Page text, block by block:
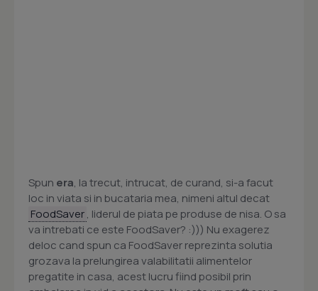
Spun era, la trecut, intrucat, de curand, si-a facut
loc in viata si in bucataria mea, nimeni altul decat
FoodSaver, liderul de piata pe produse de nisa. O sa
va intrebati ce este FoodSaver? :))) Nu exagerez
deloc cand spun ca FoodSaver reprezinta solutia
grozava la prelungirea valabilitatii alimentelor
pregatite in casa, acest lucru fiind posibil prin